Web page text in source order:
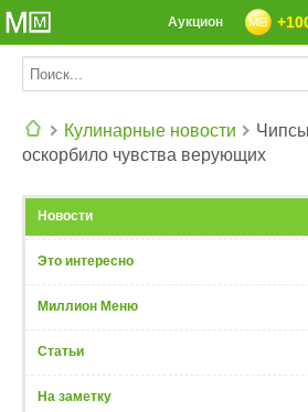
Аукцион
Кулинарные новости
оскорбило чувства верующих
Новости
Это интересно
Миллион Меню
Статьи
На заметку